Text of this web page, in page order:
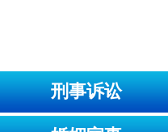
刑事诉讼